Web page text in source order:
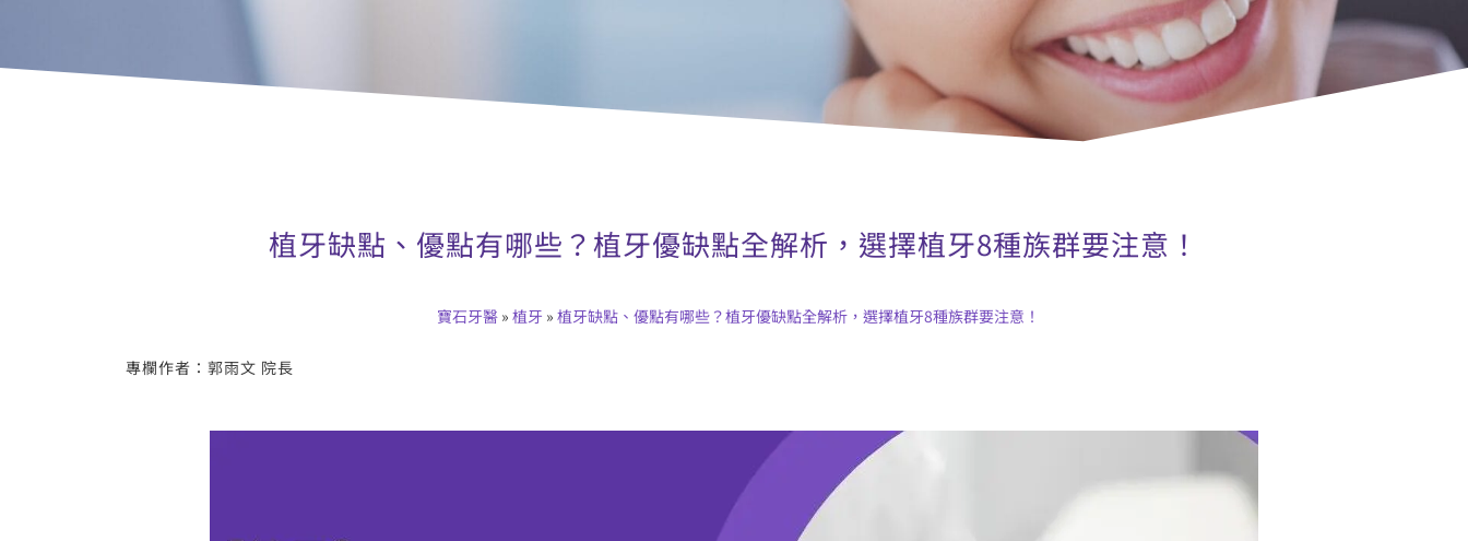
植牙缺點、優點有哪些？植牙優缺點全解析，選擇植牙8種族群要注意！
寶石牙醫 » 植牙 » 植牙缺點、優點有哪些？植牙優缺點全解析，選擇植牙8種族群要注意！
專欄作者：郭雨文 院長